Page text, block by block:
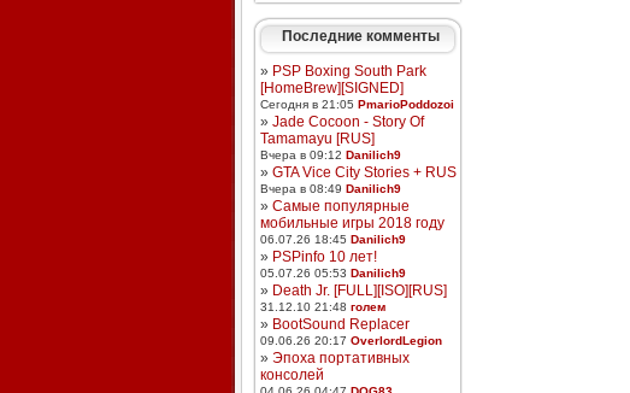
Последние комменты
» PSP Boxing South Park
[HomeBrew][SIGNED]
Сегодня в 21:05 PmarioPoddozoi
» Jade Cocoon - Story Of
Tamamayu [RUS]
Вчера в 09:12 Danilich9
» GTA Vice City Stories + RUS
Вчера в 08:49 Danilich9
» Самые популярные
мобильные игры 2018 году
06.07.26 18:45 Danilich9
» PSPinfo 10 лет!
05.07.26 05:53 Danilich9
» Death Jr. [FULL][ISO][RUS]
31.12.10 21:48 голем
» BootSound Replacer
09.06.26 20:17 OverlordLegion
» Эпоха портативных
консолей